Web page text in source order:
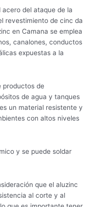
del ataque de la
revestimiento de cinc da
en Camana se emplea
canalones, conductos
expuestas a la
productos de
de agua y tanques
un material resistente y
con altos niveles
y se puede soldar
que el aluzinc
al corte y al